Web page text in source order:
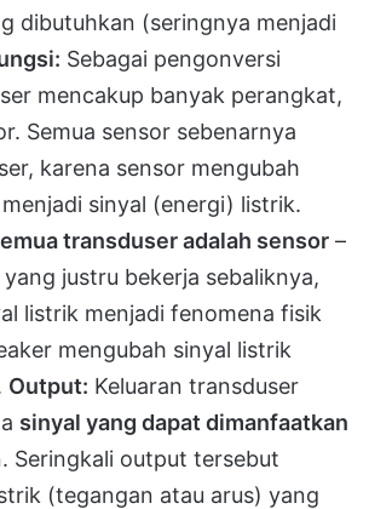
dibutuhkan (seringnya menjadi
Sebagai pengonversi
mencakup banyak perangkat,
Semua sensor sebenarnya
karena sensor mengubah
sinyal (energi) listrik.
transduser adalah sensor –
justru bekerja sebaliknya,
listrik menjadi fenomena fisik
mengubah sinyal listrik
Output: Keluaran transduser
sinyal yang dapat dimanfaatkan
Seringkali output tersebut
(tegangan atau arus) yang